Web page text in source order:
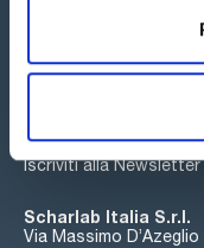
Iscriviti alla Newsletter
Scharlab Italia S.r.l.
Via Massimo